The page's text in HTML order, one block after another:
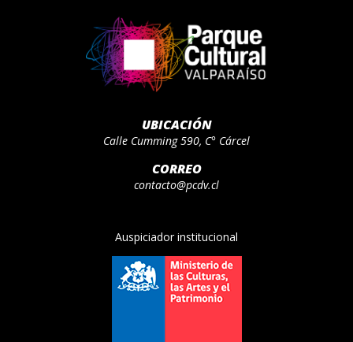
UBICACIÓN
Calle Cumming 590, C° Cárcel
CORREO
contacto@pcdv.cl
Auspiciador institucional